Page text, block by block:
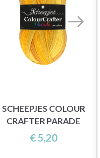
SCHEEPJES COLOUR
CRAFTER PARADE
€ 5,20